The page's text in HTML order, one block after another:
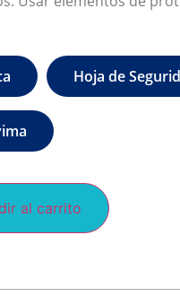
Hoja de
al carrito